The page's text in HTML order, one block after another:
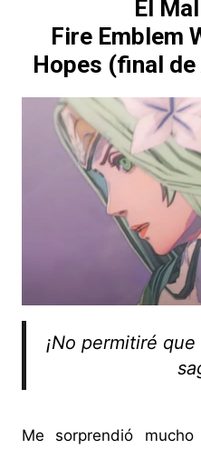
El
Fire Emblem
Hopes (final
¡No permitiré
Me sorprendió